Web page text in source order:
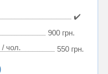
✔️
900 грн.
/ чол.
550 грн.